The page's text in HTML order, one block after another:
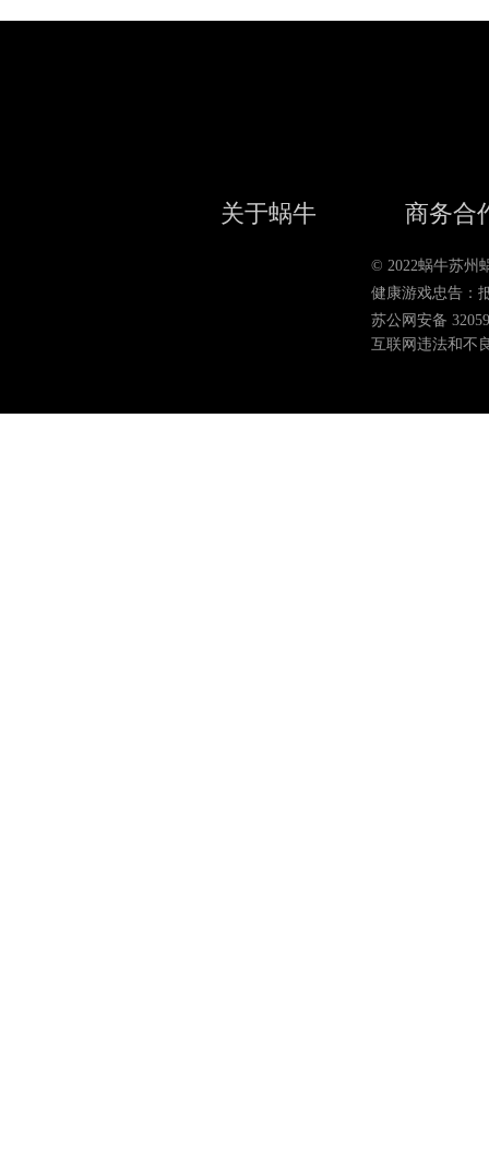
关于蜗牛 商务合
© 2022蜗牛苏州
健康游戏忠告：
苏公网安备
互联网违法和不